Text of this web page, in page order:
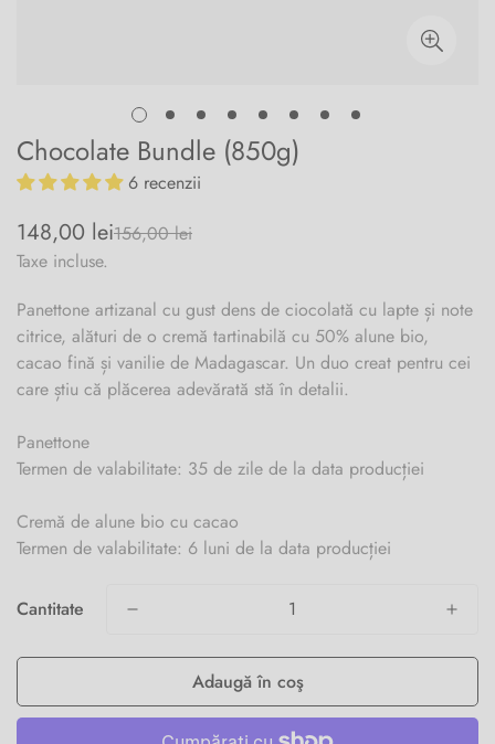
Chocolate Bundle (850g)
6 recenzii
Prețul
de
148,00 lei
Preț
obișnuit
156,00 lei
Taxe incluse.
Panettone artizanal cu gust dens de ciocolată cu lapte și note
citrice, alături de o cremă tartinabilă cu 50% alune bio,
cacao fină și vanilie de Madagascar. Un duo creat pentru cei
care știu că plăcerea adevărată stă în detalii.
Panettone
Termen de valabilitate: 35 de zile de la data producției
Cremă de alune bio cu cacao
Termen de valabilitate: 6 luni de la data producției
Cantitate
Adaugă în coş